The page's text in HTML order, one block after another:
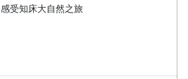
感受知床大自然之旅